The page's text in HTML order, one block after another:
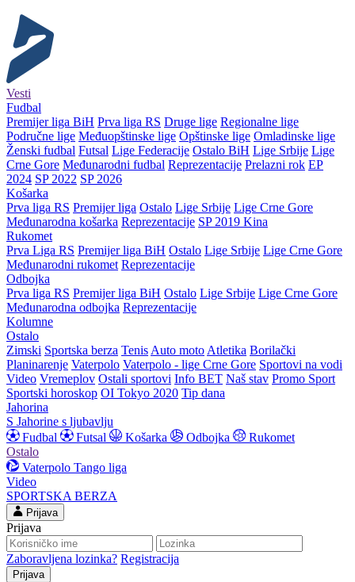
Vesti
Fudbal
Premijer liga BiH Prva liga RS Druge lige Regionalne lige
Područne lige Međuopštinske lige Opštinske lige Omladinske lige
Ženski fudbal Futsal Lige Federacije Ostalo BiH Lige Srbije Lige
Crne Gore Međunarodni fudbal Reprezentacije Prelazni rok EP
2024 SP 2022 SP 2026
Košarka
Prva liga RS Premijer liga Ostalo Lige Srbije Lige Crne Gore
Međunarodna košarka Reprezentacije SP 2019 Kina
Rukomet
Prva Liga RS Premijer liga BiH Ostalo Lige Srbije Lige Crne Gore
Međunarodni rukomet Reprezentacije
Odbojka
Prva liga RS Premijer liga BiH Ostalo Lige Srbije Lige Crne Gore
Međunarodna odbojka Reprezentacije
Kolumne
Ostalo
Zimski Sportska berza Tenis Auto moto Atletika Borilački
Planinarenje Vaterpolo Vaterpolo - lige Crne Gore Sportovi na vodi
Video Vremeplov Ostali sportovi Info BET Naš stav Promo Sport
Sportski horoskop OI Tokyo 2020 Tip dana
Jahorina
S Jahorine s ljubavlju
Fudbal
Futsal Košarka Odbojka
Rukomet
Ostalo
Vaterpolo Tango liga
Video
SPORTSKA BERZA
Prijava
Prijava
Zaboravljena lozinka? Registracija